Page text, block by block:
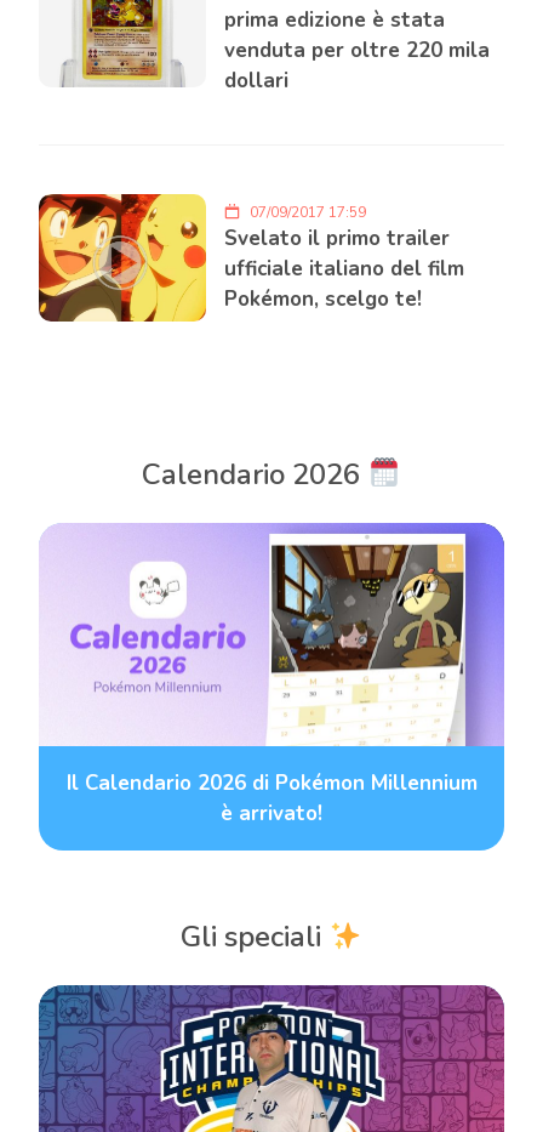
prima edizione è stata
venduta per oltre 220 mila
dollari
07/09/2017 17:59
Svelato il primo trailer
ufficiale italiano del film
Pokémon, scelgo te!
Calendario 2026
Il Calendario 2026 di Pokémon Millennium
è arrivato!
Gli speciali